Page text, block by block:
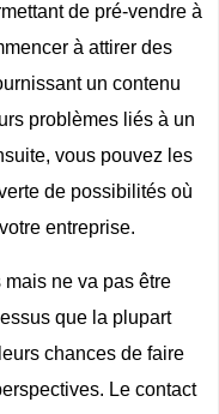
de pré-vendre à
à attirer des
un contenu
problèmes liés à un
vous pouvez les
de possibilités où
entreprise.
ne va pas être
que la plupart
chances de faire
Le contact